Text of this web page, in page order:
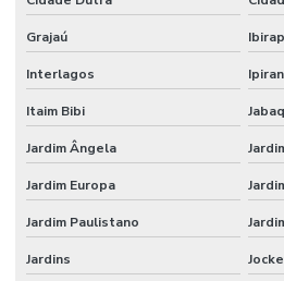
Etiquetas Para Impressora Grande
Etiquetas Para Móveis E Vidros
Etiquetas Para Superfícies Removíveis
Etiquetas Removíveis Para Indústria
Etiquetas Tag Adesivas Com Cola Para
Grajaú
Interlagos
Itaim Bibi
Jardim Ângela
Jardim Europa
Jardim Paulistano
Jardins